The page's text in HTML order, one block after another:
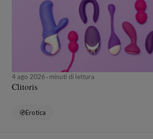
4 ago 2026 minuti di lettura
Clitoris
Erotica